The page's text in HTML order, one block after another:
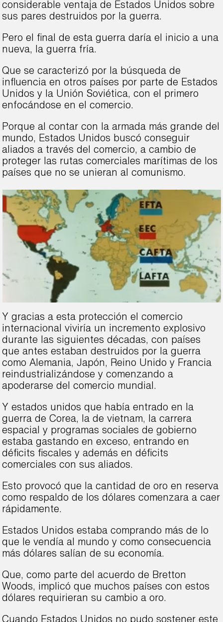
considerable ventaja de Estados Unidos sobre
sus pares destruidos por la guerra.
Pero el final de esta guerra daría el inicio a una
nueva, la guerra fría.
Que se caracterizó por la búsqueda de
influencia en otros países por parte de Estados
Unidos y la Unión Soviética, con el primero
enfocándose en el comercio.
Porque al contar con la armada más grande del
mundo, Estados Unidos buscó conseguir
aliados a través del comercio, a cambio de
proteger las rutas comerciales marítimas de los
países que no se unieran al comunismo.
Y gracias a esta protección el comercio
internacional viviría un incremento explosivo
durante las siguientes décadas, con países
que antes estaban destruidos por la guerra
como Alemania, Japón, Reino Unido y Francia
reindustrializándose y comenzando a
apoderarse del comercio mundial.
Y estados unidos que había entrado en la
guerra de Corea, la de vietnam, la carrera
espacial y programas sociales de gobierno
estaba gastando en exceso, entrando en
déficits fiscales y además en déficits
comerciales con sus aliados.
Esto provocó que la cantidad de oro en reserva
como respaldo de los dólares comenzara a caer
rápidamente.
Estados Unidos estaba comprando más de lo
que le vendía al mundo y como consecuencia
más dólares salían de su economía.
Que, como parte del acuerdo de Bretton
Woods, implicó que muchos países con estos
dólares requirieran su cambio a oro.